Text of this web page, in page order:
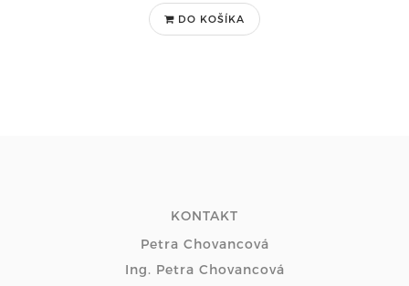
DO KOŠÍKA
KONTAKT
Petra Chovancová
Ing. Petra Chovancová